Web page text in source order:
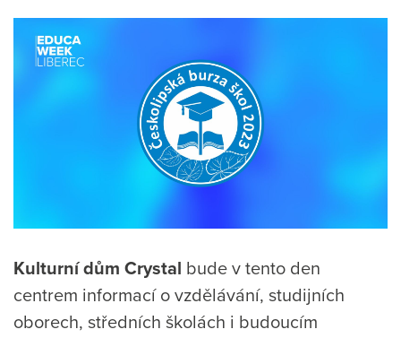
Kulturní dům Crystal bude v tento den
centrem informací o vzdělávání, studijních
oborech, středních školách i budoucím